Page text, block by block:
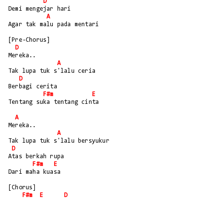
Demi mengejar hari
A
Agar tak malu pada mentari
[Pre-Chorus]
D
Mereka..
A
Tak lupa tuk s'lalu ceria
D
Berbagi cerita
F#m
E
Tentang suka tentang cinta
A
Mereka..
A
Tak lupa tuk s'lalu bersyukur
D
Atas berkah rupa
F#m
E
Dari maha kuasa
[Chorus]
F#m
E
D